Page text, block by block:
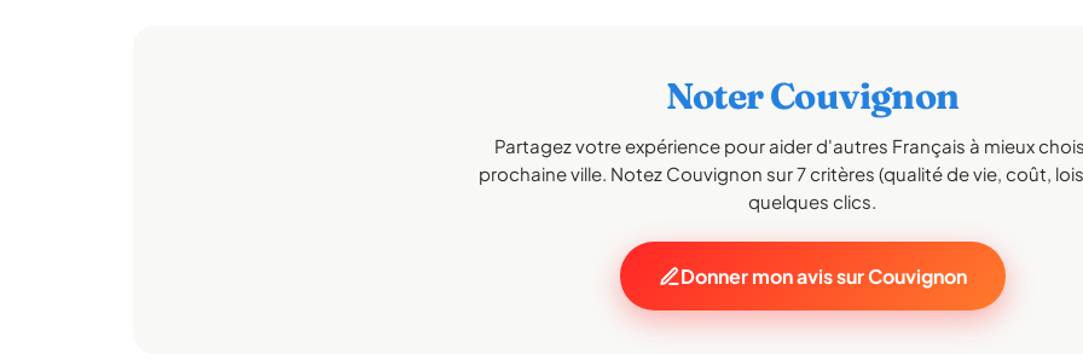
Noter Couvignon
Partagez votre expérience pour aider d'autres Français à mieux
prochaine ville. Notez Couvignon sur 7 critères (qualité de vie, coût,
quelques clics.
Donner mon avis sur Couvignon